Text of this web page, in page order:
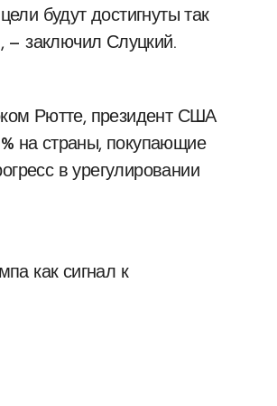
будут достигнуты так
— заключил Слуцкий.
Рютте, президент США
на страны, покупающие
в урегулировании
как сигнал к